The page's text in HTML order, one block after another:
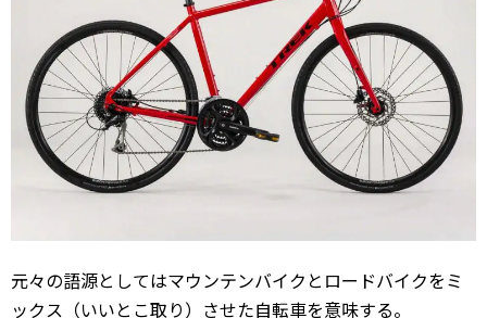
元々の語源としてはマウンテンバイクとロードバイクをミ
ックス（いいとこ取り）させた自転車を意味する。